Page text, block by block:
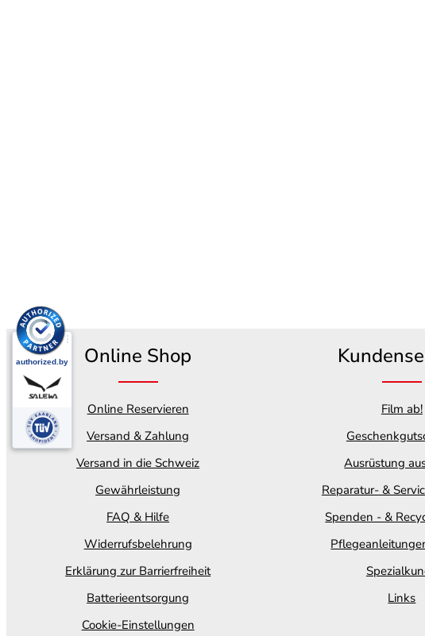
Online Shop
Online Reservieren
Versand & Zahlung
Versand in die Schweiz
Gewährleistung
FAQ & Hilfe
Widerrufsbelehrung
Erklärung zur Barrierfreiheit
Batterieentsorgung
Cookie-Einstellungen
Film ab!
Ausrüstung
Reparatur- &
Spenden - &
Links